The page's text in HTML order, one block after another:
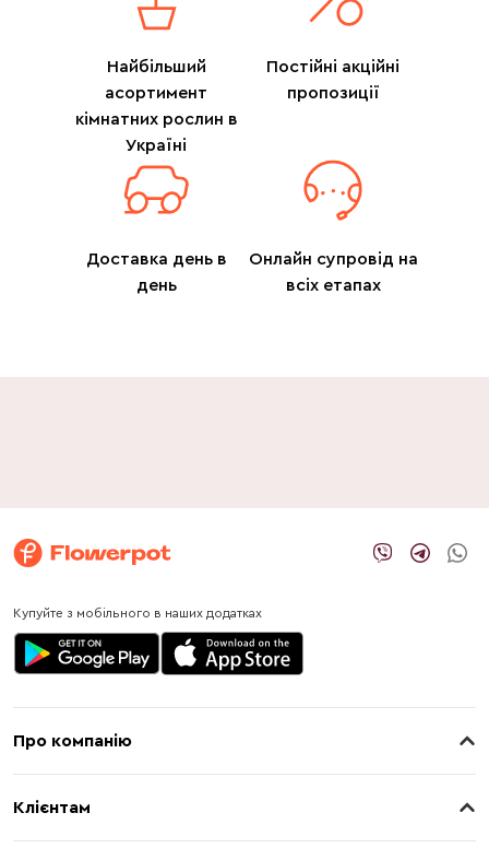
Найбільший
асортимент
кімнатних рослин в
Україні
Постійні акційні
пропозиції
Доставка день в
день
Онлайн супровід на
всіх етапах
Купуйте з мобільного в наших додатках
Про компанію
Клієнтам